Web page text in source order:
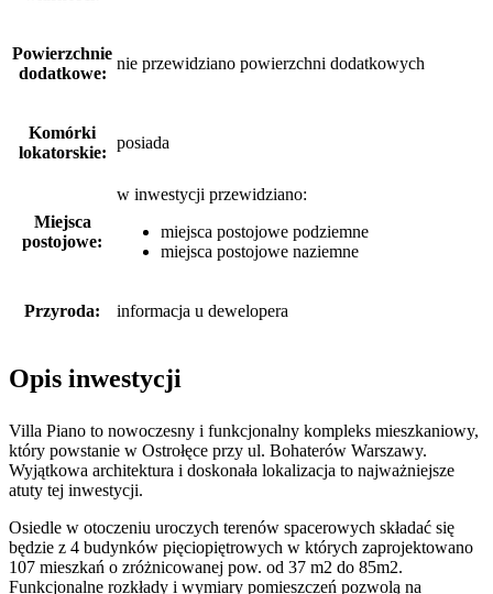
Powierzchnie
dodatkowe:
nie przewidziano powierzchni dodatkowych
Komórki
lokatorskie:
posiada
Miejsca
postojowe:
w inwestycji przewidziano:
miejsca postojowe podziemne
miejsca postojowe naziemne
Przyroda: informacja u dewelopera
Opis inwestycji
Villa Piano to nowoczesny i funkcjonalny kompleks mieszkaniowy,
który powstanie w Ostrołęce przy ul. Bohaterów Warszawy.
Wyjątkowa architektura i doskonała lokalizacja to najważniejsze
atuty tej inwestycji.
Osiedle w otoczeniu uroczych terenów spacerowych składać się
będzie z 4 budynków pięciopiętrowych w których zaprojektowano
107 mieszkań o zróżnicowanej pow. od 37 m2 do 85m2.
Funkcjonalne rozkłady i wymiary pomieszczeń pozwolą na